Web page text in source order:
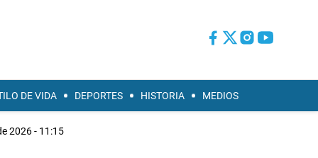
DE VIDA DEPORTES HISTORIA MEDIOS
2026 - 11:15